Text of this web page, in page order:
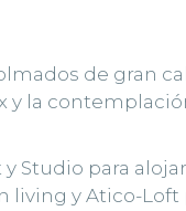
de gran
y la
Studio para
living y Atico-Loft